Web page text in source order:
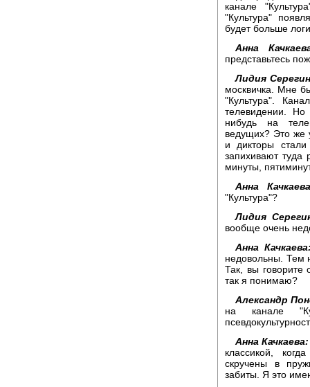
канале
"Культура"
будет больше
Анна
представьтесь
Лидия
москвичка. Мне
"Культура".
телевидении.
нибудь на
ведущих? Это же
и дикторы стали
запихивают
минуты,
Анна
"Культура"?
Лидия
вообще очень
Анна
недовольны. Тем
Так, вы говорите
так я понимаю?
Александр
на канале
Анна Качкаева:
классикой,
скручены в
забиты. Я это